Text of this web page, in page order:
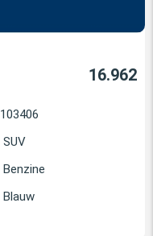
16.962
103406
SUV
Benzine
Blauw